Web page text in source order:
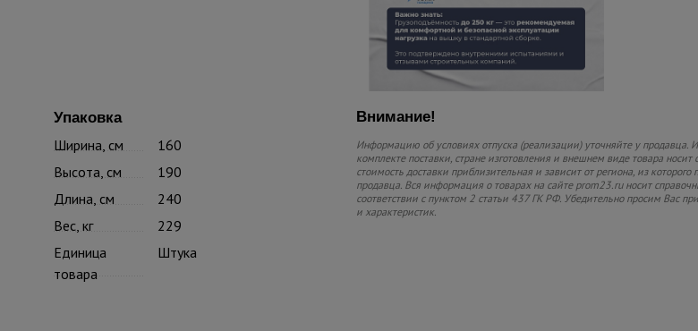
Упаковка
Ширина, см
160
Высота, см
190
Длина, см
240
Вес, кг
229
Единица
товара
Штука
Внимание!
Информацию об условиях отпуска (реализации) уточняйте у продавца.
комплекте поставки, стране изготовления и внешнем виде товара
стоимость доставки приблизительная и зависит от региона, из
продавца. Вся информация о товарах на сайте prom23.ru носит
соответствии с пунктом 2 статьи 437 ГК РФ. Убедительно просим Вас
и характеристик.